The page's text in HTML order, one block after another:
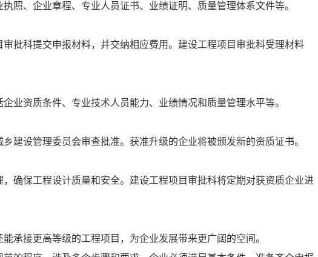
照、企业章程、专业人员证书、业绩证明、质量管理体系文件等。
批科提交申报材料，并交纳相应费用。建设工程项目审批科受理材料
业资质条件、专业技术人员能力、业绩情况和质量管理水平等。
建设管理委员会审查批准。获准升级的企业将被颁发新的资质证书。
确保工程设计质量和安全。建设工程项目审批科将定期对获资质企业进
承接更高等级的工程项目，为企业发展带来更广阔的空间。